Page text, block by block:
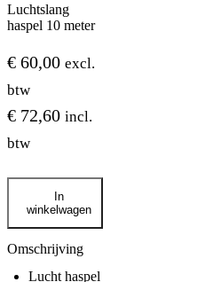
Luchtslang
haspel 10 meter
€ 60,00 excl.
btw
€ 72,60 incl.
btw
Luchtslang
meter
aantal
In
winkelwagen
Omschrijving
Lucht haspel